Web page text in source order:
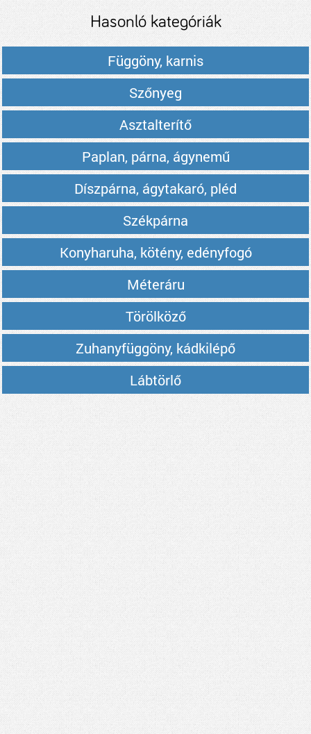
Hasonló kategóriák
Függöny, karnis
Szőnyeg
Asztalterítő
Paplan, párna, ágynemű
Díszpárna, ágytakaró, pléd
Székpárna
Konyharuha, kötény, edényfogó
Méteráru
Törölköző
Zuhanyfüggöny, kádkilépő
Lábtörlő